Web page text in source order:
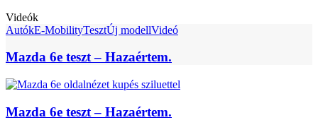
Videók
AutókE-MobilityTesztÚj modellVideó
Mazda 6e teszt – Hazaértem.
Mazda 6e teszt – Hazaértem.